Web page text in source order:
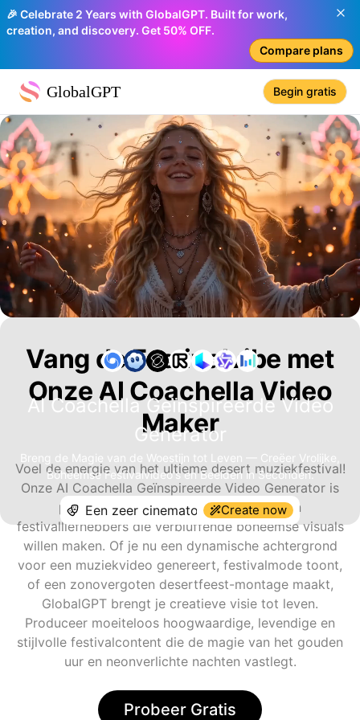
🎉 Celebrate 2 Years with GlobalGPT. Built for work,
creation, and discovery. Get 50% OFF.
Compare plans
GlobalGPT Begin gratis
AI Coachella Geïnspireerde Video
Generator
Breng de Magie van de Woestijn tot Leven — Creëer Vrolijke,
Boheemse Festivalvideo's en Beelden in Seconden.
Create now
Vang de Festivalvibe met
Onze AI Coachella Video
Maker
Voel de energie van het ultieme desert muziekfestival!
Onze AI Coachella Geïnspireerde Video Generator is
perfect voor influencers, muzikanten en
festivalliefhebbers die verbluffende boheemse visuals
willen maken. Of je nu een dynamische achtergrond
voor een muziekvideo genereert, festivalmode toont,
of een zonovergoten desertfeest-montage maakt,
GlobalGPT brengt je creatieve visie tot leven.
Produceer moeiteloos hoogwaardige, levendige en
stijlvolle festivalcontent die de magie van het gouden
uur en neonverlichte nachten vastlegt.
Probeer Gratis